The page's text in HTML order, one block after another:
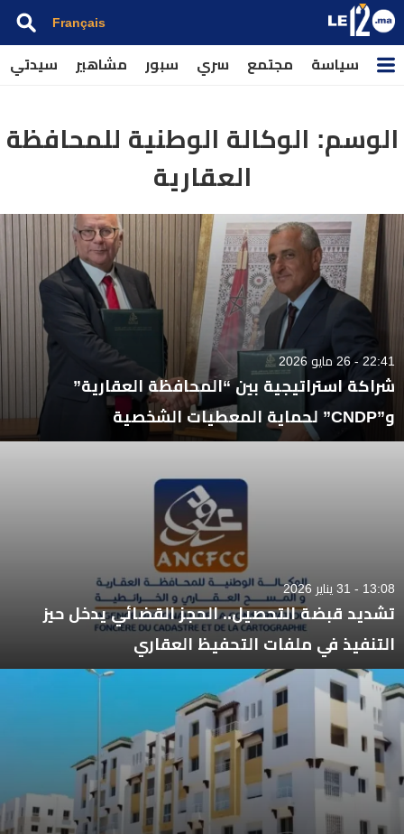
Français
سياسة مجتمع سري سبور مشاهير سيدتي
الوسم: الوكالة الوطنية للمحافظة
العقارية
22:41 - 26 مايو 2026
شراكة استراتيجية بين “المحافظة العقارية”
و”CNDP” لحماية المعطيات الشخصية
13:08 - 31 يناير 2026
تشديد قبضة التحصيل.. الحجز القضائي يدخل حيز
التنفيذ في ملفات التحفيظ العقاري